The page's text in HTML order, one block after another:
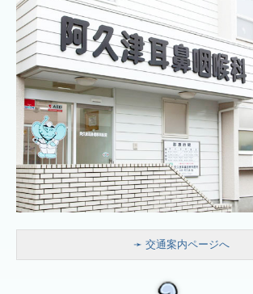
通年性アレルギー性鼻炎
予防接種
よくある質問
リンク集
個人情報保護方針
お知らせ
➛ 交通案内ページへ